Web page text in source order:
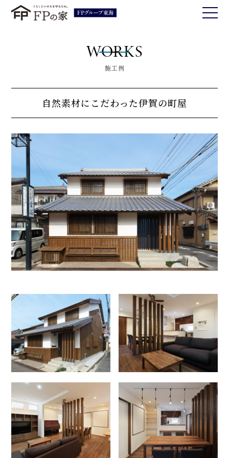
WORKS
施工例
自然素材にこだわった伊賀の町屋